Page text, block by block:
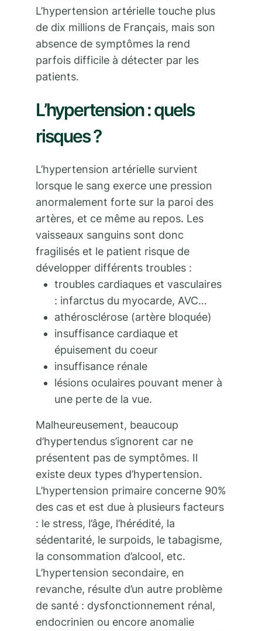
L’hypertension artérielle touche plus
de dix millions de Français, mais son
absence de symptômes la rend
parfois difficile à détecter par les
patients.
L’hypertension : quels
risques ?
L’hypertension artérielle survient
lorsque le sang exerce une pression
anormalement forte sur la paroi des
artères, et ce même au repos. Les
vaisseaux sanguins sont donc
fragilisés et le patient risque de
développer différents troubles :
troubles cardiaques et vasculaires
: infarctus du myocarde, AVC…
athérosclérose (artère bloquée)
insuffisance cardiaque et
épuisement du coeur
insuffisance rénale
lésions oculaires pouvant mener à
une perte de la vue.
Malheureusement, beaucoup
d’hypertendus s’ignorent car ne
présentent pas de symptômes. Il
existe deux types d’hypertension.
L’hypertension primaire concerne 90%
des cas et est due à plusieurs facteurs
: le stress, l’âge, l’hérédité, la
sédentarité, le surpoids, le tabagisme,
la consommation d’alcool, etc.
L’hypertension secondaire, en
revanche, résulte d’un autre problème
de santé : dysfonctionnement rénal,
endocrinien ou encore anomalie